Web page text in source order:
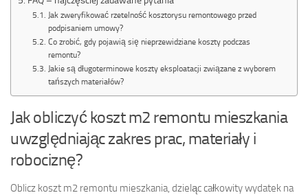
Jak zweryfikować rzetelność kosztorysu remontowego przed
podpisaniem umowy?
Co zrobić, gdy pojawią się nieprzewidziane koszty podczas
remontu?
Jakie są długoterminowe koszty eksploatacji związane z wyborem
tańszych materiałów?
Jak obliczyć koszt m2 remontu mieszkania
uwzględniając zakres prac, materiały i
robociznę?
Oblicz koszt m2 remontu mieszkania, dzieląc całkowity wydatek na